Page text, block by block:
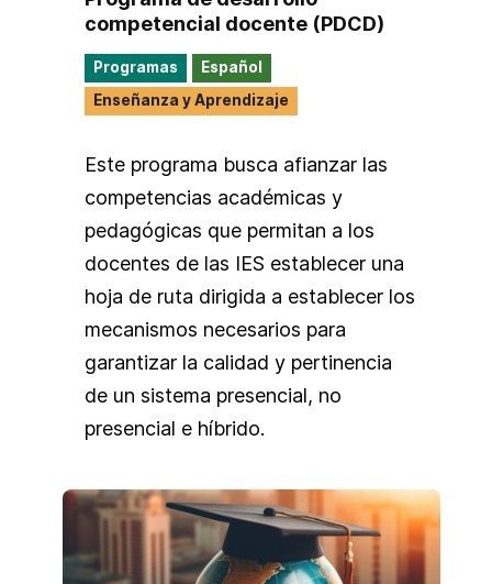
competencial docente (PDCD)
Programas
Español
Enseñanza y Aprendizaje
Este programa busca afianzar las
competencias académicas y
pedagógicas que permitan a los
docentes de las IES establecer una
hoja de ruta dirigida a establecer los
mecanismos necesarios para
garantizar la calidad y pertinencia
de un sistema presencial, no
presencial e híbrido.